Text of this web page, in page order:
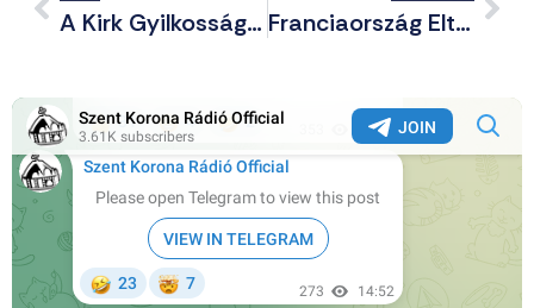
A Kirk Gyilkosság: A Merénylet És A Menekülés Is Előre Megtervezett Akció Volt, Nem Spontán Felindulás Franciaország Eltiltaná A Gyerekeket A Közösségi Oldalaktól, A Hanyag Szülőket Pedig Megbüntetné